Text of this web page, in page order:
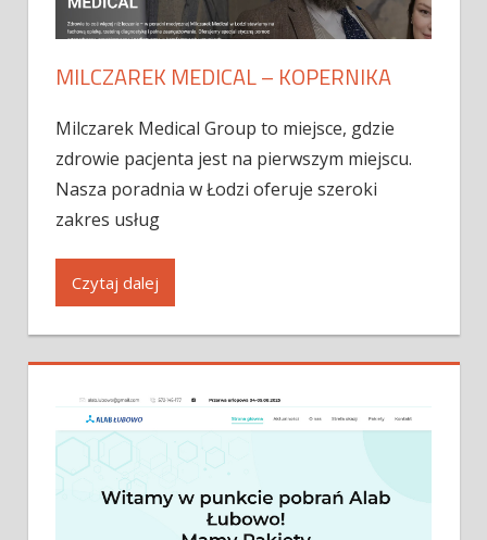
MILCZAREK MEDICAL – KOPERNIKA
Milczarek Medical Group to miejsce, gdzie
zdrowie pacjenta jest na pierwszym miejscu.
Nasza poradnia w Łodzi oferuje szeroki
zakres usług
Czytaj dalej